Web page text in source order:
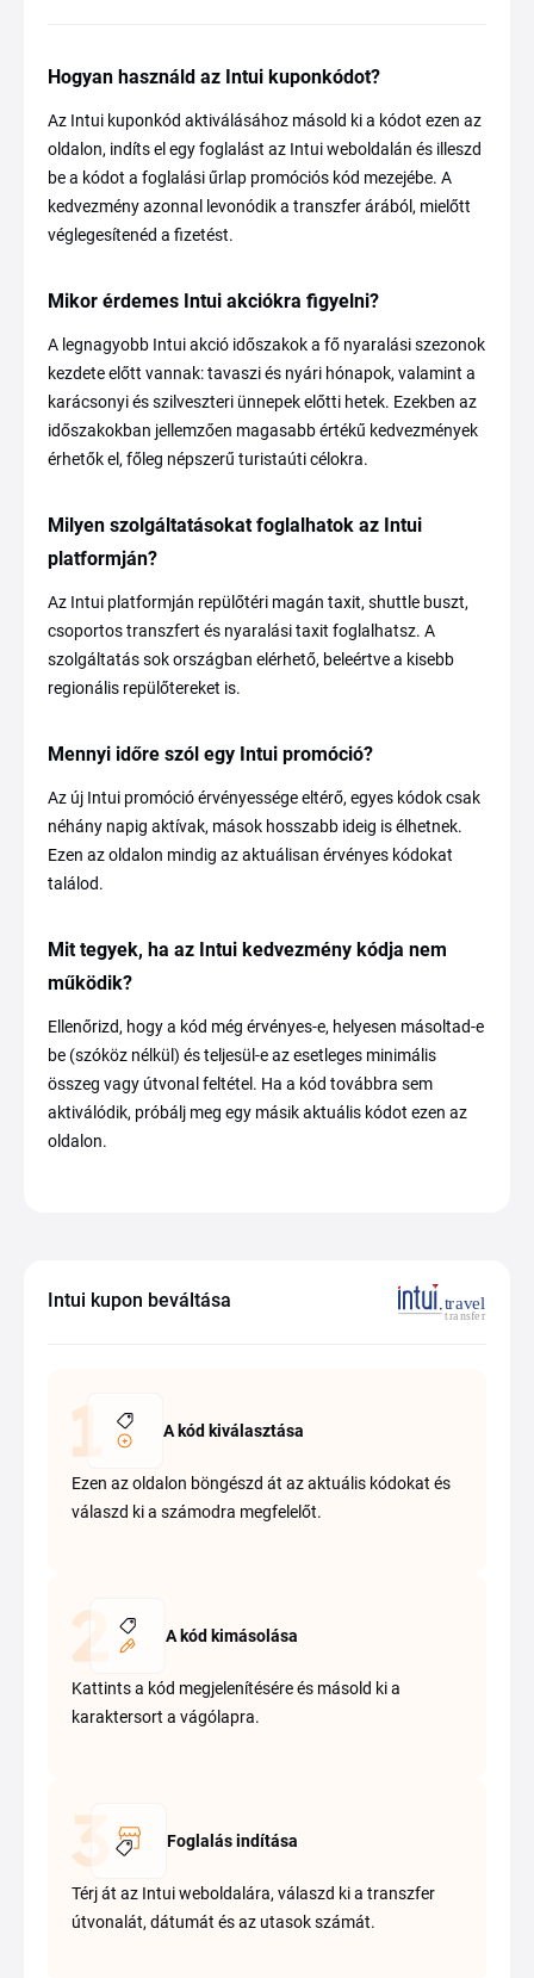
Hogyan használd az Intui kuponkódot?
Az Intui kuponkód aktiválásához másold ki a kódot ezen az
oldalon, indíts el egy foglalást az Intui weboldalán és illeszd
be a kódot a foglalási űrlap promóciós kód mezejébe. A
kedvezmény azonnal levonódik a transzfer árából, mielőtt
véglegesítenéd a fizetést.
Mikor érdemes Intui akciókra figyelni?
A legnagyobb Intui akció időszakok a fő nyaralási szezonok
kezdete előtt vannak: tavaszi és nyári hónapok, valamint a
karácsonyi és szilveszteri ünnepek előtti hetek. Ezekben az
időszakokban jellemzően magasabb értékű kedvezmények
érhetők el, főleg népszerű turistaúti célokra.
Milyen szolgáltatásokat foglalhatok az Intui
platformján?
Az Intui platformján repülőtéri magán taxit, shuttle buszt,
csoportos transzfert és nyaralási taxit foglalhatsz. A
szolgáltatás sok országban elérhető, beleértve a kisebb
regionális repülőtereket is.
Mennyi időre szól egy Intui promóció?
Az új Intui promóció érvényessége eltérő, egyes kódok csak
néhány napig aktívak, mások hosszabb ideig is élhetnek.
Ezen az oldalon mindig az aktuálisan érvényes kódokat
találod.
Mit tegyek, ha az Intui kedvezmény kódja nem
működik?
Ellenőrizd, hogy a kód még érvényes-e, helyesen másoltad-e
be (szóköz nélkül) és teljesül-e az esetleges minimális
összeg vagy útvonal feltétel. Ha a kód továbbra sem
aktiválódik, próbálj meg egy másik aktuális kódot ezen az
oldalon.
Intui kupon beváltása
A kód kiválasztása
Ezen az oldalon böngészd át az aktuális kódokat és
válaszd ki a számodra megfelelőt.
A kód kimásolása
Kattints a kód megjelenítésére és másold ki a
karaktersort a vágólapra.
Foglalás indítása
Térj át az Intui weboldalára, válaszd ki a transzfer
útvonalát, dátumát és az utasok számát.